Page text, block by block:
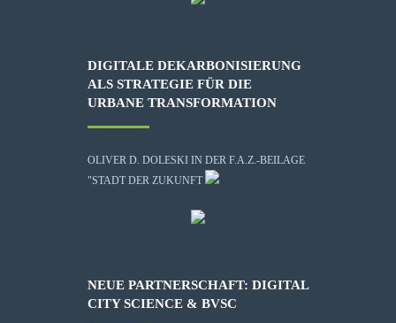
DIGITALE DEKARBONISIERUNG
ALS STRATEGIE FÜR DIE
URBANE TRANSFORMATION
OLIVER D. DOLESKI IN DER F.A.Z.-BEILAGE
"STADT DER ZUKUNFT
NEUE PARTNERSCHAFT: DIGITAL
CITY SCIENCE & BVSC